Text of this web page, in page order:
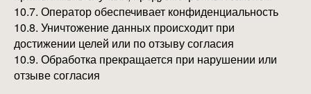
10.7. Оператор обеспечивает конфиденциальность
10.8. Уничтожение данных происходит при
достижении целей или по отзыву согласия
10.9. Обработка прекращается при нарушении или
отзыве согласия